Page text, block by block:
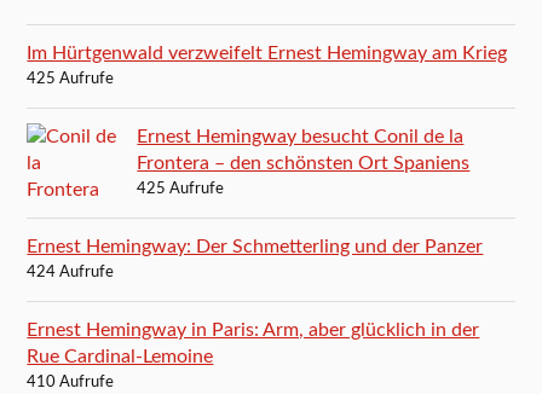
Im Hürtgenwald verzweifelt Ernest Hemingway am Krieg
425 Aufrufe
Ernest Hemingway besucht Conil de la
Frontera – den schönsten Ort Spaniens
425 Aufrufe
Ernest Hemingway: Der Schmetterling und der Panzer
424 Aufrufe
Ernest Hemingway in Paris: Arm, aber glücklich in der
Rue Cardinal-Lemoine
410 Aufrufe